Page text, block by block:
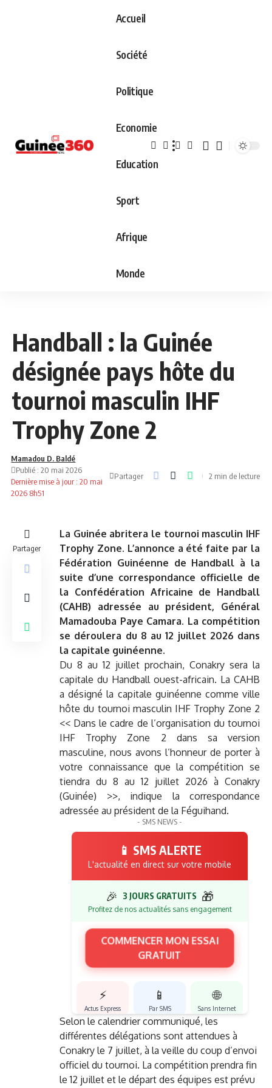
Accueil
Société
Politique
Economie
Education
Sport
Afrique
Monde
Handball : la Guinée
désignée pays hôte du
tournoi masculin IHF
Trophy Zone 2
Dernière mise à jour : 20 mai
2026 8h51
Mamadou D. Baldé
Publié : 20 mai 2026
Partager 2 min de lecture
Partager
La Guinée abritera le tournoi masculin IHF
Trophy Zone. L’annonce a été faite par la
Fédération Guinéenne de Handball à la
suite d’une correspondance officielle de
la Confédération Africaine de Handball
(CAHB) adressée au président, Général
Mamadouba Paye Camara. La compétition
se déroulera du 8 au 12 juillet 2026 dans
la capitale guinéenne.
Du 8 au 12 juillet prochain, Conakry sera la
capitale du Handball ouest-africain. La CAHB
a désigné la capitale guinéenne comme ville
hôte du tournoi masculin IHF Trophy Zone 2
<< Dans le cadre de l’organisation du tournoi
IHF Trophy Zone 2 dans sa version
masculine, nous avons l’honneur de porter à
votre connaissance que la compétition se
tiendra du 8 au 12 juillet 2026 à Conakry
(Guinée) >>, indique la correspondance
adressée au président de la Féguihand.
- SMS NEWS -
📱 SMS ALERTE
L'actualité en direct sur votre mobile
🎉 3 JOURS GRATUITS 🎁
Profitez de nos actualités sans engagement
COMMENCER MON ESSAI
GRATUIT
⚡
Actus Express
📱
Par SMS
🌐
Sans Internet
Selon le calendrier communiqué, les
différentes délégations sont attendues à
Conakry le 7 juillet, à la veille du coup d’envoi
officiel du tournoi. La compétition prendra fin
le 12 juillet et le départ des équipes est prévu